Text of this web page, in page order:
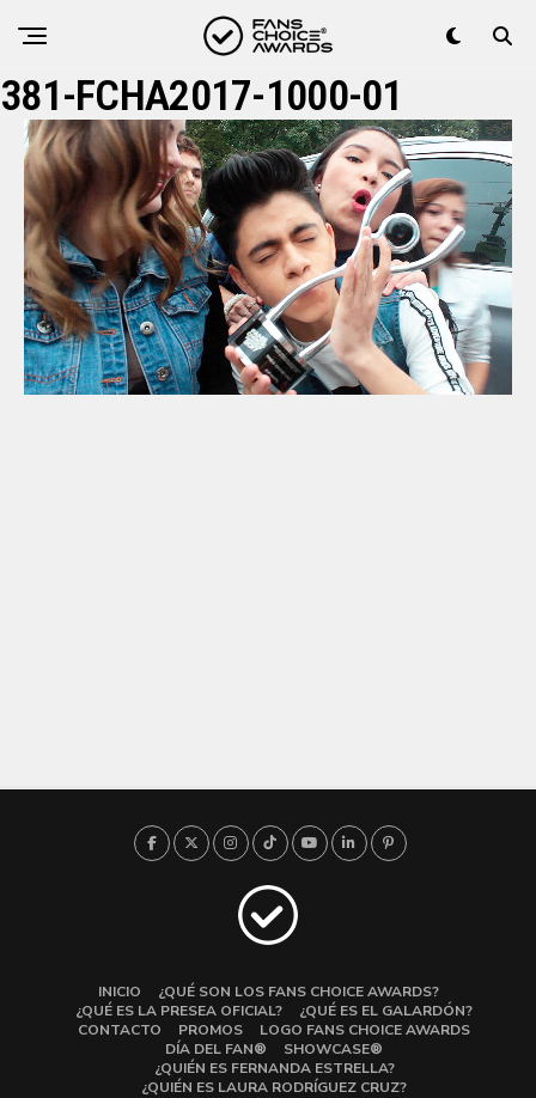
381-FCHA2017-1000-01
INICIO
¿QUÉ SON LOS FANS CHOICE AWARDS?
¿QUÉ ES LA PRESEA OFICIAL?
¿QUÉ ES EL GALARDÓN?
CONTACTO
PROMOS
LOGO FANS CHOICE AWARDS
DÍA DEL FAN®
SHOWCASE®
¿QUIÉN ES FERNANDA ESTRELLA?
¿QUIÉN ES LAURA RODRÍGUEZ CRUZ?